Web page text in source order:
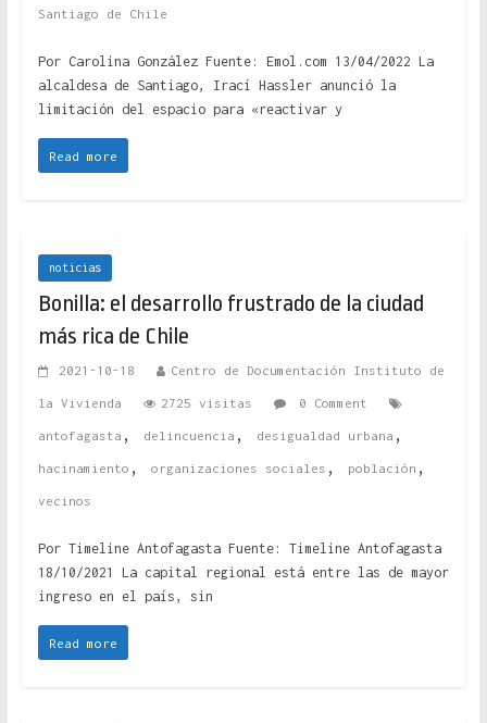
Santiago de Chile
Por Carolina González Fuente: Emol.com 13/04/2022 La
alcaldesa de Santiago, Irací Hassler anunció la
limitación del espacio para «reactivar y
Read more
noticias
Bonilla: el desarrollo frustrado de la ciudad
más rica de Chile
2021-10-18 Centro de Documentación Instituto de
la Vivienda 2725 visitas 0 Comment
antofagasta , delincuencia , desigualdad urbana ,
hacinamiento , organizaciones sociales , población ,
vecinos
Por Timeline Antofagasta Fuente: Timeline Antofagasta
18/10/2021 La capital regional está entre las de mayor
ingreso en el país, sin
Read more